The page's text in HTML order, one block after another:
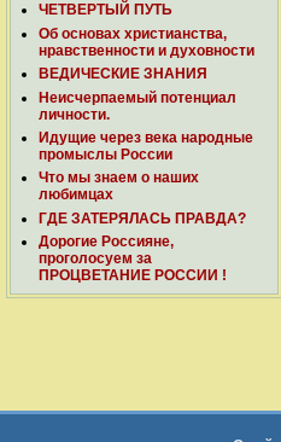
ЧЕТВЕРТЫЙ ПУТЬ
Об основах христианства,
нравственности и духовности
ВЕДИЧЕСКИЕ ЗНАНИЯ
Неисчерпаемый потенциал
личности.
Идущие через века народные
промыслы России
Что мы знаем о наших
любимцах
ГДЕ ЗАТЕРЯЛАСЬ ПРАВДА?
Дорогие Россияне,
проголосуем за
ПРОЦВЕТАНИЕ РОССИИ !